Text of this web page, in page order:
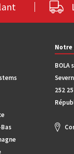
Notre
BOLA
252